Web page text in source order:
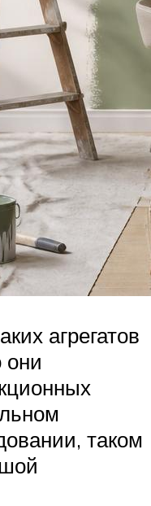
агрегатов
они
таком